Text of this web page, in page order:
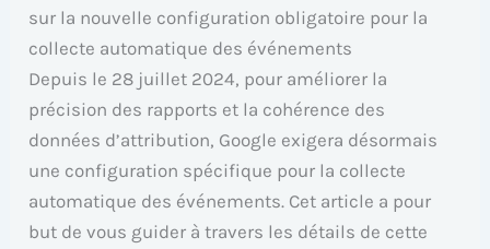
sur la nouvelle configuration obligatoire pour la
collecte automatique des événements
Depuis le 28 juillet 2024, pour améliorer la
précision des rapports et la cohérence des
données d’attribution, Google exigera désormais
une configuration spécifique pour la collecte
automatique des événements. Cet article a pour
but de vous guider à travers les détails de cette